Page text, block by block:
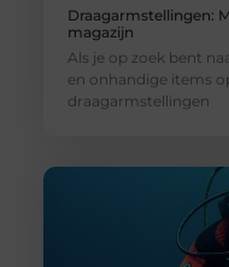
Draagarmstellingen:
magazijn
Als je op zoek bent
en onhandige items
draagarmstellingen